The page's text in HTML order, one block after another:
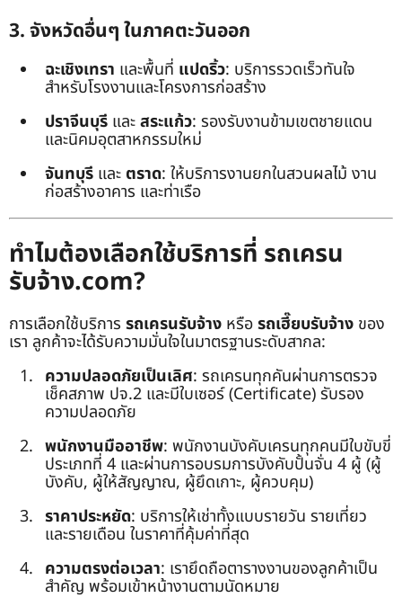
3. จังหวัดอื่นๆ ในภาคตะวันออก
ฉะเชิงเทรา และพื้นที่ แปดริ้ว: บริการรวดเร็วทันใจ
สำหรับโรงงานและโครงการก่อสร้าง
ปราจีนบุรี และสระแก้ว: รองรับงานข้ามเขตชายแดน
และนิคมอุตสาหกรรมใหม่
จันทบุรี และ ตราด: ให้บริการงานยกในสวนผลไม้ งาน
ก่อสร้างอาคาร และท่าเรือ
ทำไมต้องเลือกใช้บริการที่ รถเครน
รับจ้าง.com?
การเลือกใช้บริการ รถเครนรับจ้าง หรือรถเฮี๊ยบรับจ้าง ของ
เรา ลูกค้าจะได้รับความมั่นใจในมาตรฐานระดับสากล:
ความปลอดภัยเป็นเลิศ: รถเครนทุกคันผ่านการตรวจ
เช็คสภาพ ปจ.2 และมีใบเซอร์ (Certificate) รับรอง
ความปลอดภัย
พนักงานมืออาชีพ: พนักงานบังคับเครนทุกคนมีใบขับขี่
ประเภทที่ 4 และผ่านการอบรมการบังคับปั้นจั่น 4 ผู้ (ผู้
บังคับ, ผู้ให้สัญญาณ, ผู้ยึดเกาะ, ผู้ควบคุม)
ราคาประหยัด: บริการให้เช่าทั้งแบบรายวัน รายเที่ยว
และรายเดือน ในราคาที่คุ้มค่าที่สุด
ความตรงต่อเวลา: เรายึดถือตารางงานของลูกค้าเป็น
สำคัญ พร้อมเข้าหน้างานตามนัดหมาย